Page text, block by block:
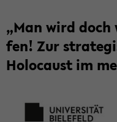
„Man wird
fen! Zur
Ho­lo­caust im